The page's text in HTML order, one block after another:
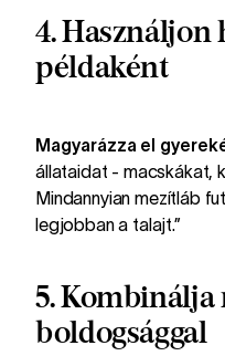
4. Használjon
példaként
Magyarázza el
állataidat - macskákat,
Mindannyian mezítláb
legjobban a talajt.”
5. Kombinálja
boldogsággal